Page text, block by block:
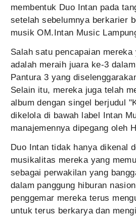
membentuk Duo Intan pada
setelah sebelumnya berkarier
musik OM.Intan Music
Salah satu pencapaian mereka
adalah meraih juara ke-3
Pantura 3 yang
Selain itu, mereka juga telah
album dengan singel berjudul
dikelola di bawah label Intan
manajemennya dipegang oleh
Duo Intan tidak hanya dikenal
musikalitas mereka yang
sebagai perwakilan yang
dalam panggung hiburan
penggemar mereka terus
untuk terus berkarya dan